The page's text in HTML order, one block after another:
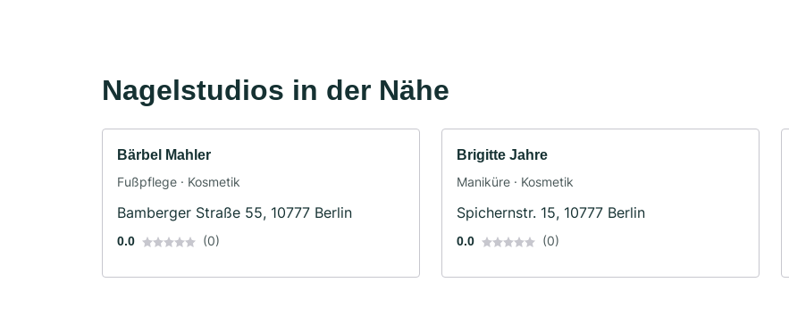
Nagelstudios in der Nähe
Bärbel Mahler
Fußpflege · Kosmetik
Bamberger Straße 55, 10777 Berlin
0.0 (0)
Brigitte Jahre
Maniküre · Kosmetik
Spichernstr. 15, 10777 Berlin
0.0 (0)